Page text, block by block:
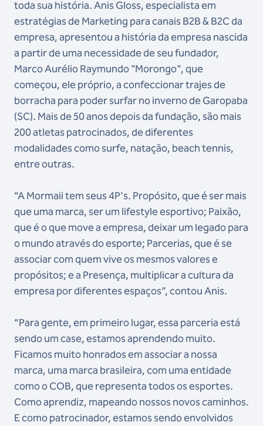
toda sua história. Anis Gloss, especialista em
estratégias de Marketing para canais B2B & B2C da
empresa, apresentou a história da empresa nascida
a partir de uma necessidade de seu fundador,
Marco Aurélio Raymundo "Morongo", que
começou, ele próprio, a confeccionar trajes de
borracha para poder surfar no inverno de Garopaba
(SC). Mais de 50 anos depois da fundação, são mais
200 atletas patrocinados, de diferentes
modalidades como surfe, natação, beach tennis,
entre outras.
“A Mormaii tem seus 4P's. Propósito, que é ser mais
que uma marca, ser um lifestyle esportivo; Paixão,
que é o que move a empresa, deixar um legado para
o mundo através do esporte; Parcerias, que é se
associar com quem vive os mesmos valores e
propósitos; e a Presença, multiplicar a cultura da
empresa por diferentes espaços”, contou Anis.
“Para gente, em primeiro lugar, essa parceria está
sendo um case, estamos aprendendo muito.
Ficamos muito honrados em associar a nossa
marca, uma marca brasileira, com uma entidade
como o COB, que representa todos os esportes.
Como aprendiz, mapeando nossos novos caminhos.
E como patrocinador, estamos sendo envolvidos